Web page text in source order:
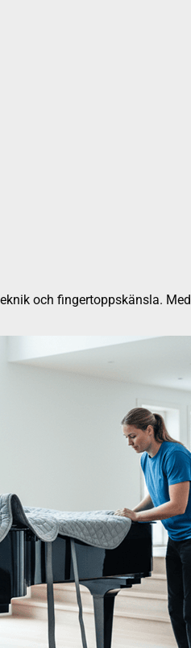
och fingertoppskänsla.